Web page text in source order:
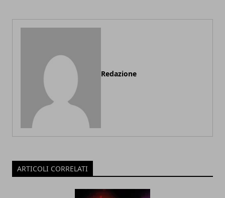
Redazione
ARTICOLI CORRELATI